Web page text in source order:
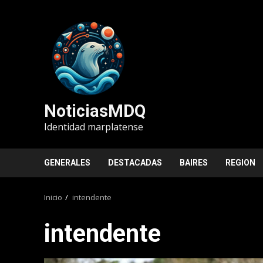
NoticiasMDQ
Identidad marplatense
GENERALES DESTACADAS BAIRES REGION
Inicio intendente
intendente